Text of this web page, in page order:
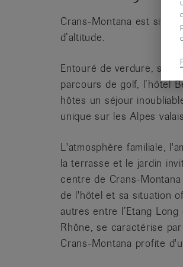
Crans-Montana est situé
d’altitude.
Entouré de verdure, situé
parcours de golf, l’hôtel
hôtes un séjour
unique sur les Alpes
L'atmosphère familiale,
la terrasse et le jardin
centre de Crans-
de l'hôtel et sa situation
autres entre l’Etang
Rhône, se caractérise
Crans-Montana profite